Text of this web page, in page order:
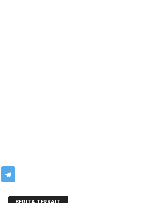
BERITA TERKAIT